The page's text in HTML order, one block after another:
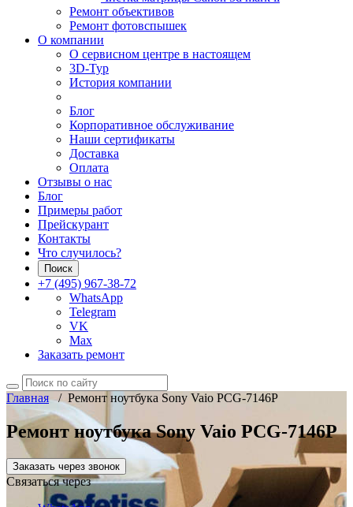
Ремонт объективов
Ремонт фотовспышек
О компании
О сервисном центре в настоящем
3D-Тур
История компании
Блог
Корпоративное обслуживание
Наши сертификаты
Доставка
Оплата
Отзывы о нас
Блог
Примеры работ
Прейскурант
Контакты
Что случилось?
Поиск
+7 (495) 967-38-72
WhatsApp
Telegram
VK
Max
Заказать ремонт
Главная/ Ремонт ноутбука Sony Vaio PCG-7146P
Ремонт ноутбука Sony Vaio PCG-7146P
Заказать через звонок
Связаться через